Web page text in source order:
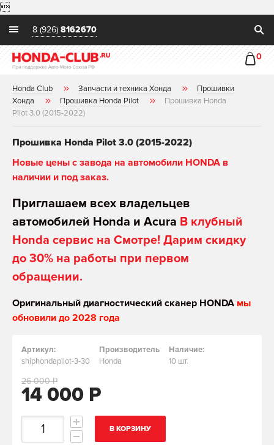

8 (926) 8162670
0
Honda Club Запчасти и техника Хонда
Прошивки
Хонда
Прошивка Honda Pilot
Прошивка Honda
Pilot 3.0 (2015-2022)
Прошивка Honda Pilot 3.0 (2015-2022)
Новые цены с завода на автомобили HONDA в
наличии и под заказ.
Приглашаем всех владельцев
автомобилей Honda и Acura В клубный
Honda сервис на Смотре! Дарим скидку
до 30% на работы при первом
обращении.
Оригинальный диагностический сканер HONDA мы
обновили до 2028 года
Артикул:
shiphondapilot-3-30
Производитель
Honda
Наличие:
10 шт.
14 000 Р
26 000 Р
В КОРЗИНУ